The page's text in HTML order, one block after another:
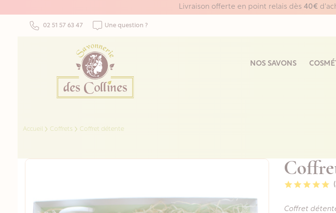
Livraison offerte en point relais dès 40€
02 51 57 63 47 Une question ?
NOS SAVONS
Accueil Coffrets Coffret détente
Coffret